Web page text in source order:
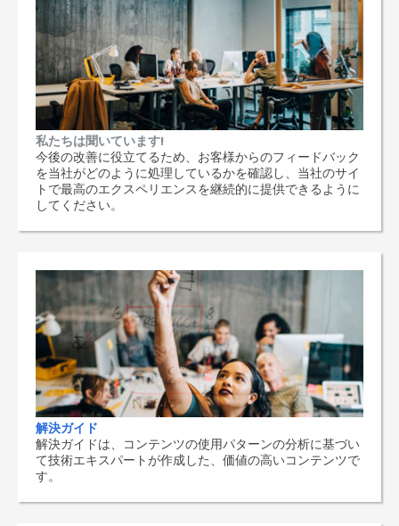
私たちは聞いています!
今後の改善に役立てるため、お客様からのフィードバック
を当社がどのように処理しているかを確認し、当社のサイ
トで最高のエクスペリエンスを継続的に提供できるように
してください。
解決ガイド
解決ガイドは、コンテンツの使用パターンの分析に基づい
て技術エキスパートが作成した、価値の高いコンテンツで
す。